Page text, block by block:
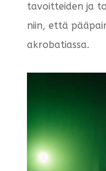
tavoitteiden ja
niin, että
akrobatiassa.